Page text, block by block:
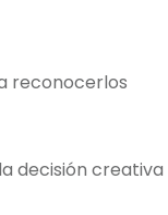
reconocerlos
decisión creativa